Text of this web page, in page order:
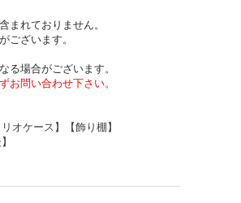
まれておりません。
ございます。
る場合がございます。
お問い合わせ下さい。
オケース】【飾り棚】